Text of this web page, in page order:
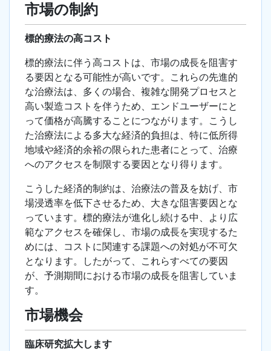
市場の制約
標的療法の高コスト
標的療法に伴う高コストは、市場の成長を阻害す
る要因となる可能性が高いです。これらの先進的
な治療法は、多くの場合、複雑な開発プロセスと
高い製造コストを伴うため、エンドユーザーにと
って価格が高騰することにつながります。こうし
た治療法による多大な経済的負担は、特に低所得
地域や経済的余裕の限られた患者にとって、治療
へのアクセスを制限する要因となり得ります。
こうした経済的制約は、治療法の普及を妨げ、市
場浸透率を低下させるため、大きな阻害要因とな
っています。標的療法が進化し続ける中、より広
範なアクセスを確保し、市場の成長を実現するた
めには、コストに関連する課題への対処が不可欠
となります。したがって、これらすべての要因
が、予測期間における市場の成長を阻害していま
す。
市場機会
臨床研究拡大します